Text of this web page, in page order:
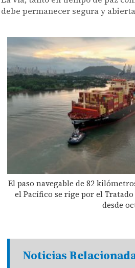
debe permanecer segura y
El paso navegable de 82
el Pacífico se rige por el
desde
Noticias